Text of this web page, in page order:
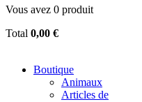
Vous avez 0 produit
Total 0,00 €
Boutique
Animaux
Articles de